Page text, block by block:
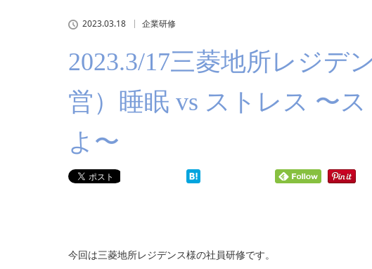
2023.03.18 企業研修
2023.3/17三菱地所レジデ
営）睡眠 vs ストレス 〜
よ〜
今回は三菱地所レジデンス様の社員研修です。